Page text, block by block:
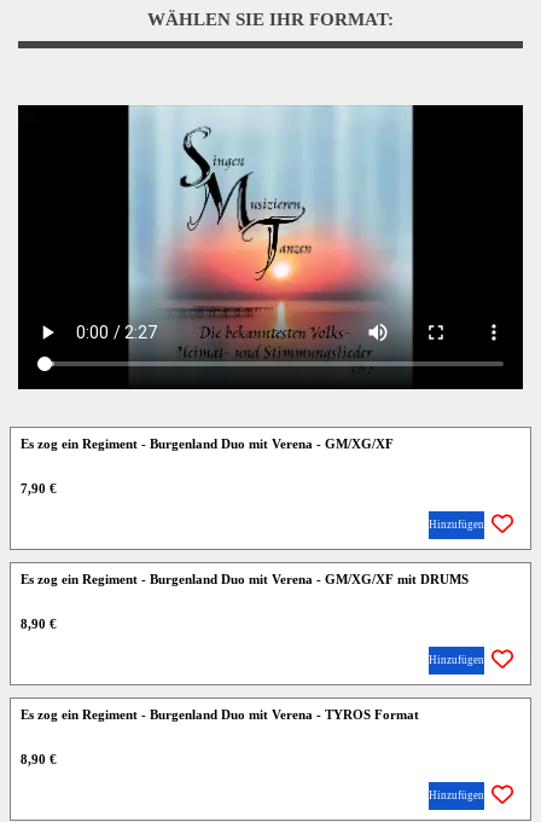
WÄHLEN SIE IHR FORMAT:
Es zog ein Regiment - Burgenland Duo mit Verena - GM/XG/XF
7,90 €
Hinzufügen
Es zog ein Regiment - Burgenland Duo mit Verena - GM/XG/XF mit DRUMS
8,90 €
Hinzufügen
Es zog ein Regiment - Burgenland Duo mit Verena - TYROS Format
8,90 €
Hinzufügen